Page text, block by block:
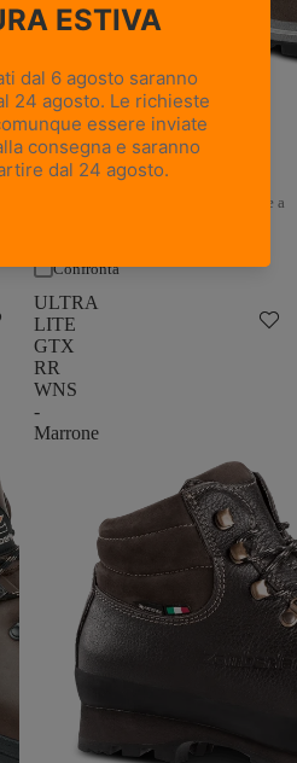
THUNDER GTX - Marrone /
Sabbia
Ammortizzazione e stabilità adattive a
Confronta
ULTRA
LITE
GTX
RR
WNS
-
Marrone